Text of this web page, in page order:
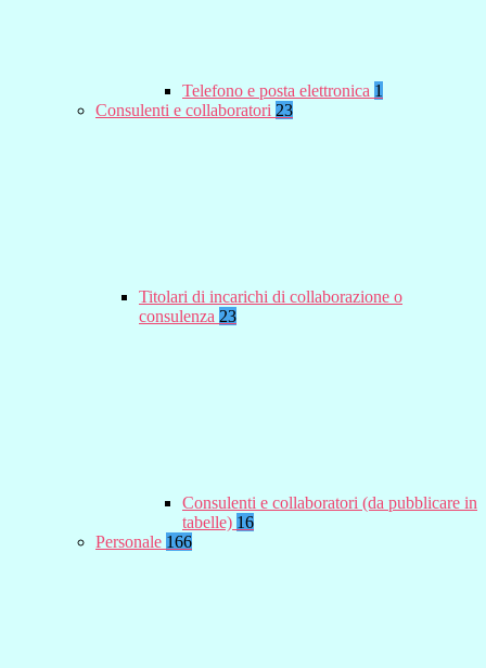
Telefono e posta elettronica 1
Consulenti e collaboratori 23
Titolari di incarichi di collaborazione o
consulenza 23
Consulenti e collaboratori (da pubblicare in
tabelle) 16
Personale 166